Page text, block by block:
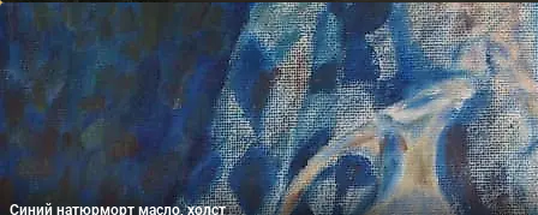
Синий натюрморт масло, холст